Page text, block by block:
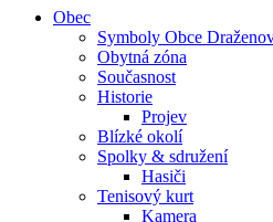
Obec
Symboly Obce
Obytná zóna
Současnost
Historie
Projev
Blízké okolí
Spolky & sdružení
Hasiči
Tenisový kurt
Kamera